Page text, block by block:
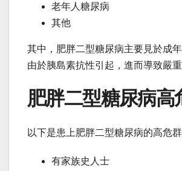
老年人糖尿病
其他
其中，肥胖二型糖尿病主要見於成年
由於胰島素抗性引起，進而導致嚴重
肥胖二型糖尿病高
以下是患上肥胖二型糖尿病的高危群
有家族史人士